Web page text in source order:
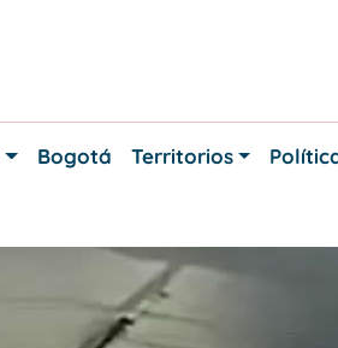
Bogotá Territorios